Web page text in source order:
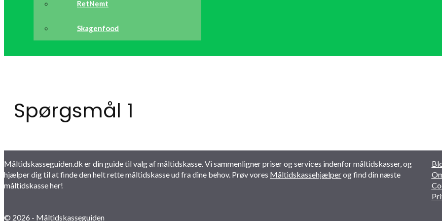
RetNemt
Skagenfood
Spørgsmål 1
Måltidskasseguiden.dk er din guide til valg af måltidskasse. Vi sammenligner priser og services indenfor måltidskasser, og
hjælper dig til at finde den helt rette måltidskasse ud fra dine behov. Prøv vores Måltidskassehjælperog find din næste
måltidskasse her!
© 2026 - Måltidskasseguiden